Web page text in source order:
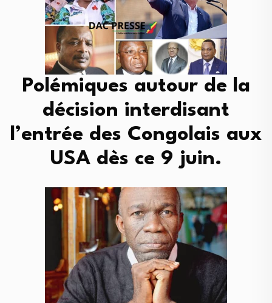
Polémiques autour de la
décision interdisant
l’entrée des Congolais aux
USA dès ce 9 juin.